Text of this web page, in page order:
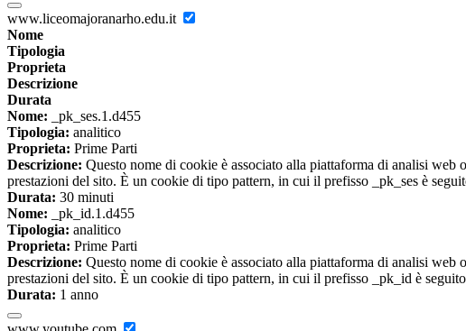
www.liceomajoranarho.edu.it
Nome
Tipologia
Proprieta
Descrizione
Durata
Nome: _pk_ses.1.d455
Tipologia: analitico
Proprieta: Prime Parti
Descrizione: Questo nome di cookie è associato alla piattaforma di analisi
prestazioni del sito. È un cookie di tipo pattern, in cui il prefisso _pk_ses è
Durata: 30 minuti
Nome: _pk_id.1.d455
Tipologia: analitico
Proprieta: Prime Parti
Descrizione: Questo nome di cookie è associato alla piattaforma di analisi
prestazioni del sito. È un cookie di tipo pattern, in cui il prefisso _pk_id è
Durata: 1 anno